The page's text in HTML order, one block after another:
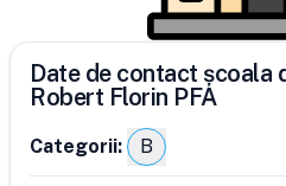
Date de contact școala
Robert Florin PFA
Categorii: B